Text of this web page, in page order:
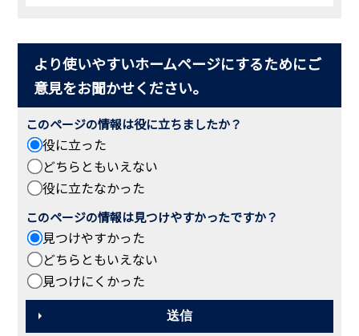
より使いやすいホームページにするためにご
意見をお聞かせください。
このページの情報は役に立ちましたか？
役に立った
どちらともいえない
役に立たなかった
このページの情報は見つけやすかったですか？
見つけやすかった
どちらともいえない
見つけにくかった